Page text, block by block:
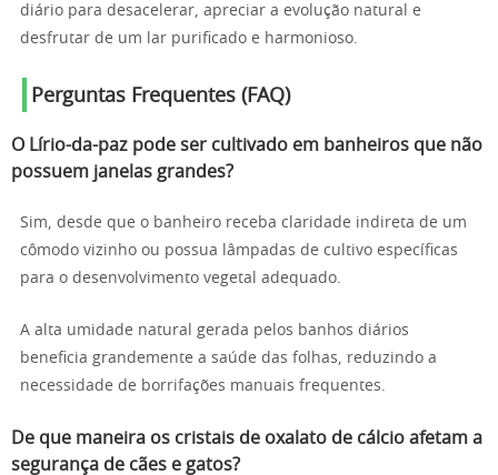
diário para desacelerar, apreciar a evolução natural e
desfrutar de um lar purificado e harmonioso.
Perguntas Frequentes (FAQ)
O Lírio-da-paz pode ser cultivado em banheiros que não
possuem janelas grandes?
Sim, desde que o banheiro receba claridade indireta de um
cômodo vizinho ou possua lâmpadas de cultivo específicas
para o desenvolvimento vegetal adequado.
A alta umidade natural gerada pelos banhos diários
beneficia grandemente a saúde das folhas, reduzindo a
necessidade de borrifações manuais frequentes.
De que maneira os cristais de oxalato de cálcio afetam a
segurança de cães e gatos?